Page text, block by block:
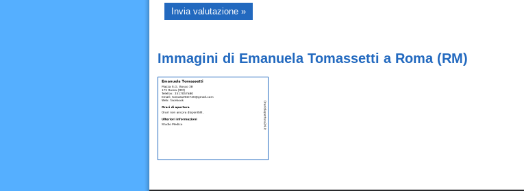
Immagini di Emanuela Tomassetti a Roma (RM)